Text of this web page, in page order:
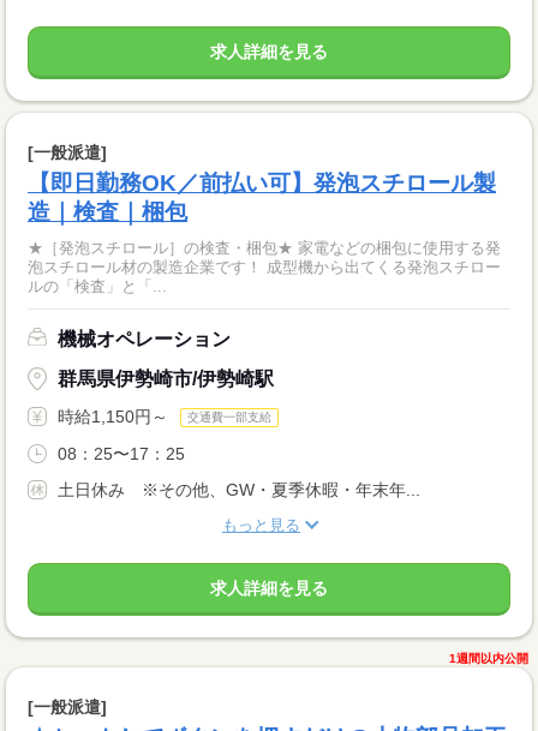
求人詳細を見る
[一般派遣]
【即日勤務OK／前払い可】発泡スチロール製
造｜検査｜梱包
★［発泡スチロール］の検査・梱包★ 家電などの梱包に使用する発
泡スチロール材の製造企業です！ 成型機から出てくる発泡スチロー
ルの「検査」と「...
機械オペレーション
群馬県伊勢崎市/伊勢崎駅
時給1,150円～ 交通費一部支給
08：25〜17：25
土日休み ※その他、GW・夏季休暇・年末年...
もっと見る
求人詳細を見る
1週間以内公開
[一般派遣]